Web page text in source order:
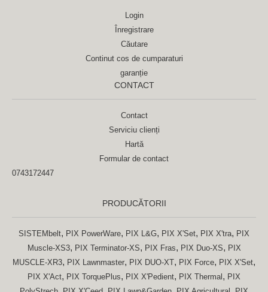
Login
Înregistrare
Căutare
Continut cos de cumparaturi
garanție
CONTACT
Contact
Serviciu clienți
Hartă
Formular de contact
0743172447
PRODUCĂTORII
SISTEMbelt, PIX PowerWare, PIX L&G, PIX X'Set, PIX X'tra, PIX
Muscle-XS3, PIX Terminator-XS, PIX Fras, PIX Duo-XS, PIX
MUSCLE-XR3, PIX Lawnmaster, PIX DUO-XT, PIX Force, PIX X'Set,
PIX X'Act, PIX TorquePlus, PIX X'Pedient, PIX Thermal , PIX